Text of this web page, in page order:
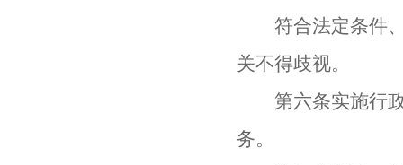
符合法定条件、
关不得歧视。
第六条实施行政
务。